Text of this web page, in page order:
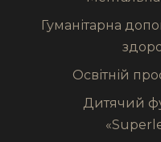
Гуманітарна
Освітній
Дитячий